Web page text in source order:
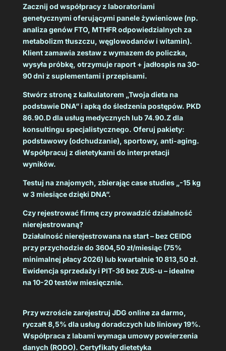
Zacznij od współpracy z laboratoriami
genetycznymi oferującymi panele żywieniowe (np.
analiza genów FTO, MTHFR odpowiedzialnych za
metabolizm tłuszczu, węglowodanów i witamin).
Klient zamawia zestaw z wymazem do policzka,
wysyła próbkę, otrzymuje raport + jadłospis na 30-
90 dni z suplementami i przepisami.
Stwórz stronę z kalkulatorem „Twoja dieta na
podstawie DNA” i apką do śledzenia postępów. PKD
86.90.D dla usług medycznych lub 74.90.Z dla
konsultingu specjalistycznego. Oferuj pakiety:
podstawowy (odchudzanie), sportowy, anti-aging.
Współpracuj z dietetykami do interpretacji
wyników.
Testuj na znajomych, zbierając case studies „-15 kg
w 3 miesiące dzięki DNA”.
Czy rejestrować firmę czy prowadzić działalność
nierejestrowaną?
Działalność nierejestrowana na start – bez CEIDG
przy przychodzie do 3604,50 zł/miesiąc (75%
minimalnej płacy 2026) lub kwartalnie 10 813,50 zł.
Ewidencja sprzedaży i PIT-36 bez ZUS-u – idealne
na 10-20 testów miesięcznie.
Przy wzroście zarejestruj JDG online za darmo,
ryczałt 8,5% dla usług doradczych lub liniowy 19%.
Współpraca z labami wymaga umowy powierzenia
danych (RODO). Certyfikaty dietetyka